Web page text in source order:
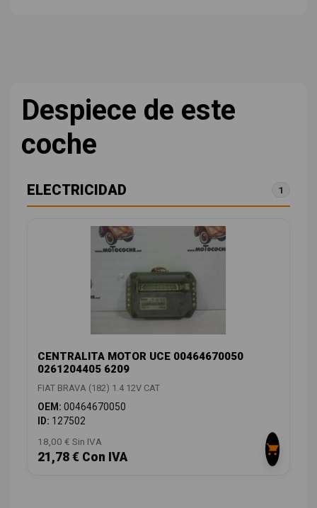
Despiece de este
coche
ELECTRICIDAD 1
CENTRALITA MOTOR UCE 00464670050
0261204405 6209
FIAT BRAVA (182) 1.4 12V CAT
OEM: 00464670050
ID: 127502
18,00 € Sin IVA
21,78 € Con IVA